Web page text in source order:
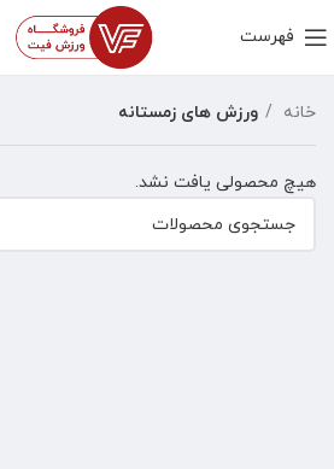
فهرست
خانه ورزش های زمستانه
هیچ محصولی یافت نشد.